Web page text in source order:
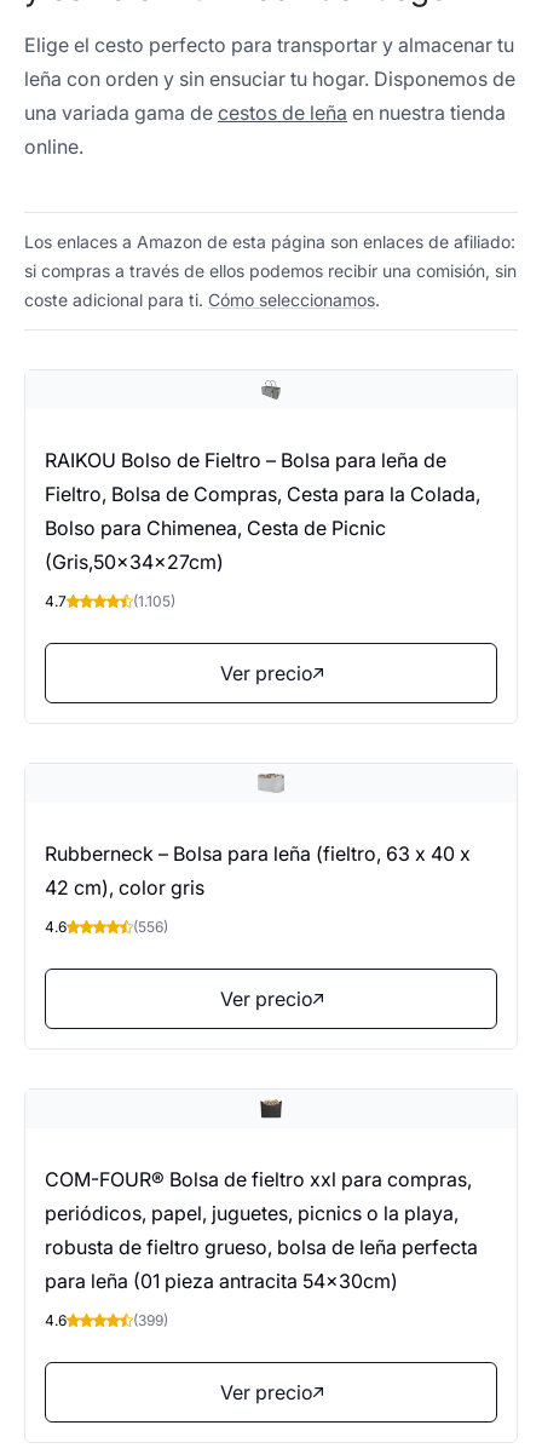
Elige el cesto perfecto para transportar y almacenar tu
leña con orden y sin ensuciar tu hogar. Disponemos de
una variada gama de cestos de leña en nuestra tienda
online.
Los enlaces a Amazon de esta página son enlaces de afiliado:
si compras a través de ellos podemos recibir una comisión, sin
coste adicional para ti. Cómo seleccionamos.
RAIKOU Bolso de Fieltro – Bolsa para leña de
Fieltro, Bolsa de Compras, Cesta para la Colada,
Bolso para Chimenea, Cesta de Picnic
(Gris,50x34x27cm)
4.7 (1.105)
Ver precio
Rubberneck – Bolsa para leña (fieltro, 63 x 40 x
42 cm), color gris
4.6 (556)
Ver precio
COM-FOUR® Bolsa de fieltro xxl para compras,
periódicos, papel, juguetes, picnics o la playa,
robusta de fieltro grueso, bolsa de leña perfecta
para leña (01 pieza antracita 54x30cm)
4.6 (399)
Ver precio